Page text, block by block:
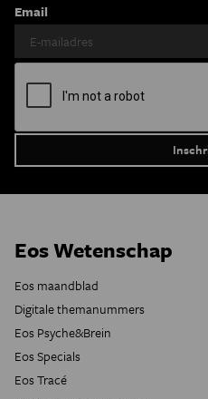
Email
Eos Wetenschap
Eos maandblad
Digitale themanummers
Eos Psyche&Brein
Eos Specials
Eos Tracé